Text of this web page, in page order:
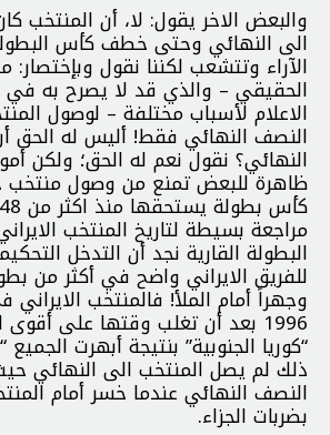
والبعض الاخر يقول: لا، أن المنتخب
الى النهائي وحتى خطف كأس
الآراء وتتشعب لكننا نقول
الحقيقي – والذي قد لا يصرح به
الاعلام لأسباب مختلفة – لوصول
النصف النهائي فقط! أليس له الحق
النهائي؟ نقول نعم له الحق؛ ولكن
ظاهرة للبعض تمنع من وصول منتخب
مراجعة بسيطة لتاريخ المنتخب
البطولة القارية نجد أن التدخل
للفريق الايراني واضح في أكثر من
وجهراً أمام الملأ! فالمنتخب
1996 بعد أن تغلب وقتها على أقوى
ذلك لم يصل المنتخب الى النهائي
النصف النهائي عندما خسر أمام
بضربات الجزاء.